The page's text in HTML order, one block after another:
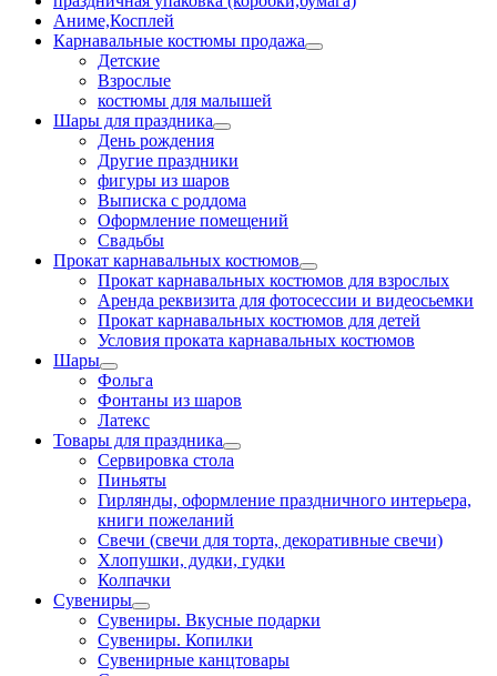
Аниме,Косплей
Карнавальные костюмы продажа
Детские
Взрослые
костюмы для малышей
Шары для праздника
День рождения
Другие праздники
фигуры из шаров
Выписка с роддома
Оформление помещений
Свадьбы
Прокат карнавальных костюмов
Прокат карнавальных костюмов для взрослых
Аренда реквизита для фотосессии и видеосьемки
Прокат карнавальных костюмов для детей
Условия проката карнавальных костюмов
Шары
Фольга
Фонтаны из шаров
Латекс
Товары для праздника
Сервировка стола
Пиньяты
Гирлянды, оформление праздничного интерьера,
книги пожеланий
Свечи (свечи для торта, декоративные свечи)
Хлопушки, дудки, гудки
Колпачки
Сувениры
Сувениры. Вкусные подарки
Сувениры. Копилки
Сувенирные канцтовары